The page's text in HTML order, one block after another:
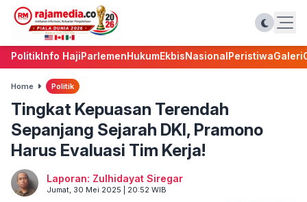
PolitikInfo HajiParlemenHukumEkbisNasionalPeristiwaGaleri
Home Politik
Tingkat Kepuasan Terendah
Sepanjang Sejarah DKI, Pramono
Harus Evaluasi Tim Kerja!
Laporan: Zulhidayat Siregar
Jumat, 30 Mei 2025 | 20:52 WIB